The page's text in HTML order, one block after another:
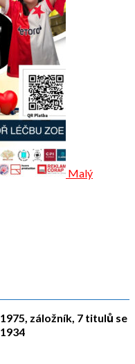
Malý
záložník, 7 titulů se